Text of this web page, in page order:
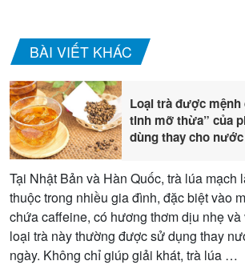
BÀI VIẾT KHÁC
Loại trà được mệnh
tinh mỡ thừa” của
dùng thay cho
Tại Nhật Bản và Hàn Quốc, trà lúa mạch
thuộc trong nhiều gia đình, đặc biệt vào
chứa caffeine, có hương thơm dịu nhẹ
loại trà này thường được sử dụng thay
ngày. Không chỉ giúp giải khát, trà lúa …